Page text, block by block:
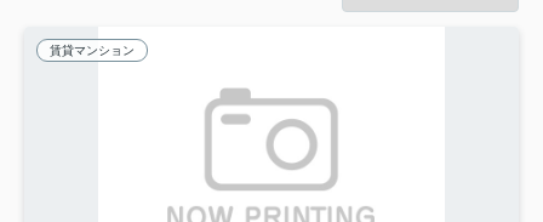
賃貸マンション